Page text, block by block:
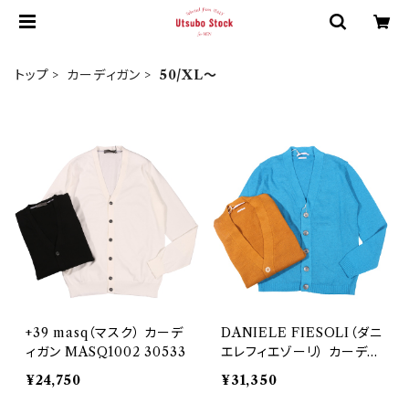
トップ カーディガン 50/XL～
+39 masq（マスク） カーデ
ィガン MASQ1002 30533
¥24,750
DANIELE FIESOLI（ダニ
エレフィエゾーリ） カーディ
ガン DF0391 31675
¥31,350